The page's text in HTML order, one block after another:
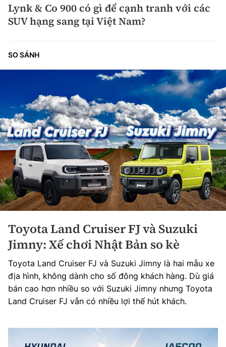
Lynk & Co 900 có gì để cạnh tranh với các
SUV hạng sang tại Việt Nam?
SO SÁNH
Toyota Land Cruiser FJ và Suzuki
Jimny: Xế chơi Nhật Bản so kè
Toyota Land Cruiser FJ và Suzuki Jimny là hai mẫu xe
địa hình, không dành cho số đông khách hàng. Dù giá
bán cao hơn nhiều so với Suzuki Jimny nhưng Toyota
Land Cruiser FJ vẫn có nhiều lợi thế hút khách.